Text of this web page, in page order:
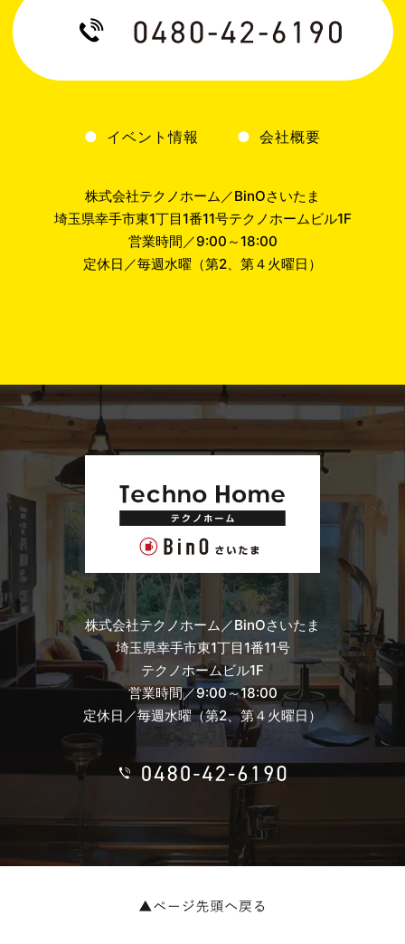
イベント情報 会社概要
株式会社テクノホーム／BinOさいたま
埼玉県幸手市東1丁目1番11号テクノホームビル1F
営業時間／9:00～18:00
定休日／毎週水曜（第2、第４火曜日）
株式会社テクノホーム／BinOさいたま
埼玉県幸手市東1丁目1番11号
テクノホームビル1F
営業時間／9:00～18:00
定休日／毎週水曜（第2、第４火曜日）